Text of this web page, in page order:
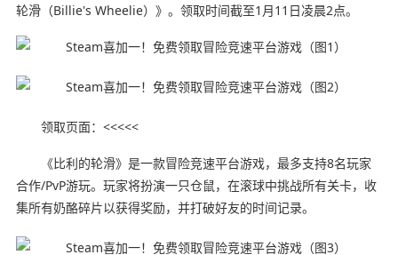
轮滑（Billie's Wheelie）》。领取时间截至1月11日凌晨2点。
领取页面：<<<<<
《比利的轮滑》是一款冒险竞速平台游戏，最多支持8名玩家
合作/PvP游玩。玩家将扮演一只仓鼠，在滚球中挑战所有关卡，收
集所有奶酪碎片以获得奖励，并打破好友的时间记录。